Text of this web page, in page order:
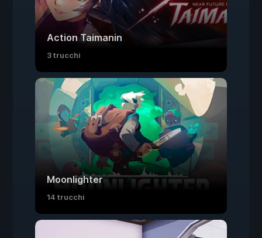
Action Taimanin
3 trucchi
Moonlighter
14 trucchi